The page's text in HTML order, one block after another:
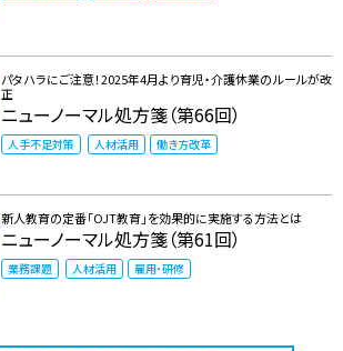
パタハラにご注意！2025年4月より育児・介護休業のルールが改
正
ニューノーマル処方箋（第66回）
人手不足対策 人材活用 働き方改革
新人教育の定番「OJT教育」を効果的に実施する方法とは
ニューノーマル処方箋（第61回）
業務課題 人材活用 雇用・研修